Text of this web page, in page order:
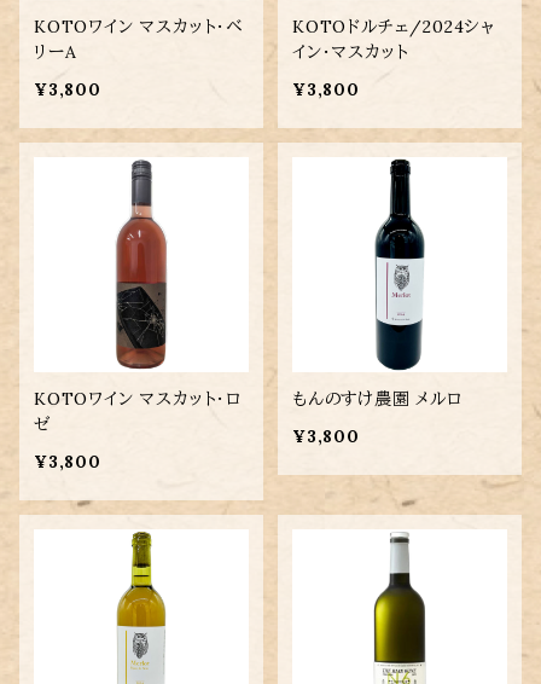
KOTOワイン マスカット・ベ
リーA
¥3,800
KOTOドルチェ/2024シャ
イン・マスカット
¥3,800
KOTOワイン マスカット・ロ
ゼ
¥3,800
もんのすけ農園 メルロ
¥3,800